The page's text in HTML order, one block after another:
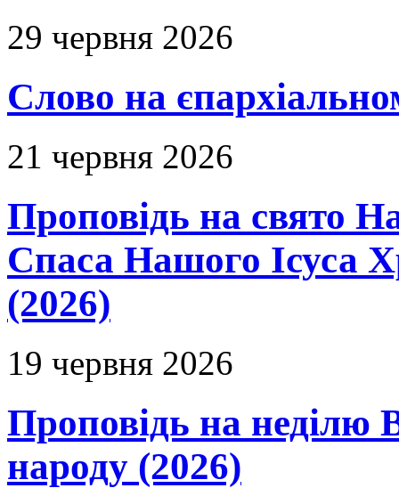
29 червня 2026
Слово на
21 червня 2026
Проповідь на свято
Спаса Нашого Ісуса
(2026)
19 червня 2026
Проповідь на неділю
народу (2026)